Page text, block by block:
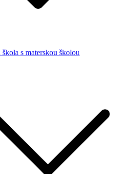
škola s materskou školou